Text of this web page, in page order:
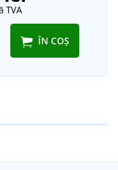
TVA
ÎN COȘ